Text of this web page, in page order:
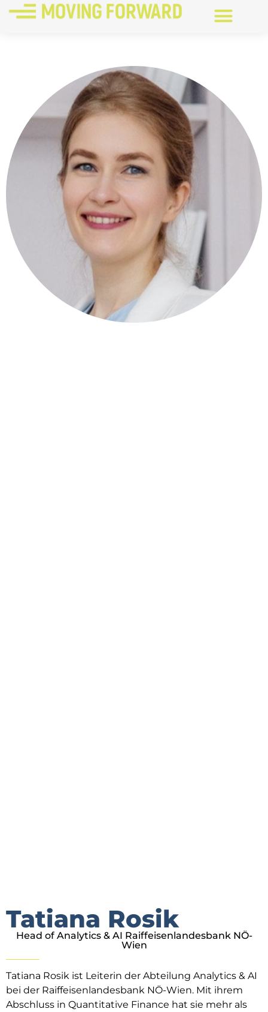
Tatiana Rosik
Head of Analytics & AI Raiffeisenlandesbank NÖ-
Wien
Tatiana Rosik ist Leiterin der Abteilung Analytics & AI
bei der Raiffeisenlandesbank NÖ-Wien. Mit ihrem
Abschluss in Quantitative Finance hat sie mehr als